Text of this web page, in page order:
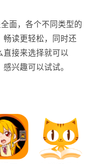
面，各个不同类型的
畅读更轻松，同时还
直接来选择就可以
兴趣可以试试。